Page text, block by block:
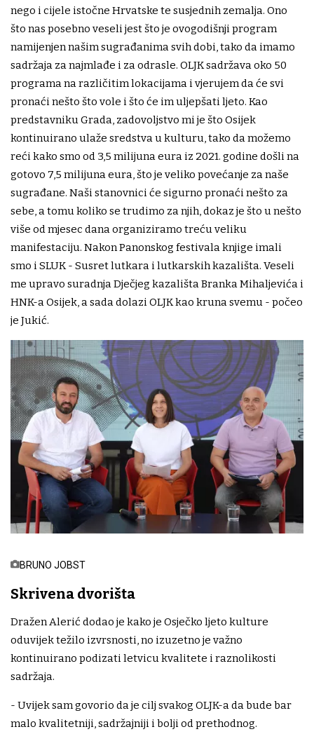
nego i cijele istočne Hrvatske te susjednih zemalja. Ono
što nas posebno veseli jest što je ovogodišnji program
namijenjen našim sugrađanima svih dobi, tako da imamo
sadržaja za najmlađe i za odrasle. OLJK sadržava oko 50
programa na različitim lokacijama i vjerujem da će svi
pronaći nešto što vole i što će im uljepšati ljeto. Kao
predstavniku Grada, zadovoljstvo mi je što Osijek
kontinuirano ulaže sredstva u kulturu, tako da možemo
reći kako smo od 3,5 milijuna eura iz 2021. godine došli na
gotovo 7,5 milijuna eura, što je veliko povećanje za naše
sugrađane. Naši stanovnici će sigurno pronaći nešto za
sebe, a tomu koliko se trudimo za njih, dokaz je što u nešto
više od mjesec dana organiziramo treću veliku
manifestaciju. Nakon Panonskog festivala knjige imali
smo i SLUK - Susret lutkara i lutkarskih kazališta. Veseli
me upravo suradnja Dječjeg kazališta Branka Mihaljevića i
HNK-a Osijek, a sada dolazi OLJK kao kruna svemu - počeo
je Jukić.
BRUNO JOBST
Skrivena dvorišta
Dražen Alerić dodao je kako je Osječko ljeto kulture
oduvijek težilo izvrsnosti, no izuzetno je važno
kontinuirano podizati letvicu kvalitete i raznolikosti
sadržaja.
- Uvijek sam govorio da je cilj svakog OLJK-a da bude bar
malo kvalitetniji, sadržajniji i bolji od prethodnog.